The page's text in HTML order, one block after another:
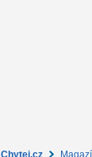
Chytej.cz